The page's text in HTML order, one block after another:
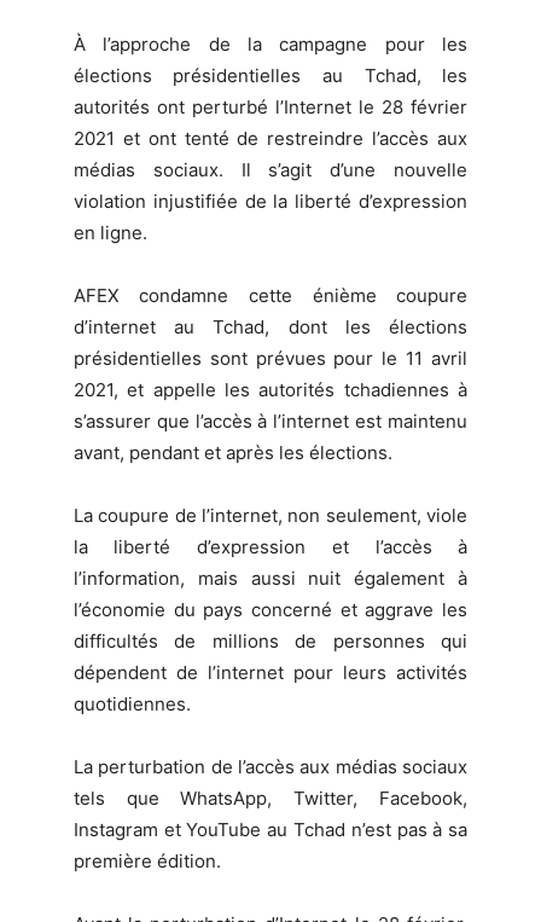
À l’approche de la campagne pour les
élections présidentielles au Tchad, les
autorités ont perturbé l’Internet le 28 février
2021 et ont tenté de restreindre l’accès aux
médias sociaux. Il s’agit d’une nouvelle
violation injustifiée de la liberté d’expression
en ligne.
AFEX condamne cette énième coupure
d’internet au Tchad, dont les élections
présidentielles sont prévues pour le 11 avril
2021, et appelle les autorités tchadiennes à
s’assurer que l’accès à l’internet est maintenu
avant, pendant et après les élections.
La coupure de l’internet, non seulement, viole
la liberté d’expression et l’accès à
l’information, mais aussi nuit également à
l’économie du pays concerné et aggrave les
difficultés de millions de personnes qui
dépendent de l’internet pour leurs activités
quotidiennes.
La perturbation de l’accès aux médias sociaux
tels que WhatsApp, Twitter, Facebook,
Instagram et YouTube au Tchad n’est pas à sa
première édition.